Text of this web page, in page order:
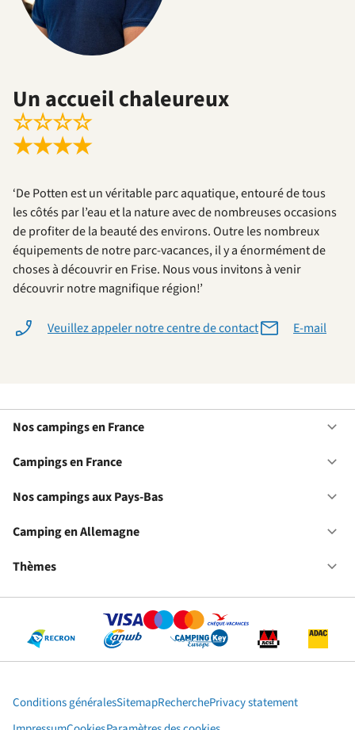
Un accueil chaleureux
☆☆☆☆
★★★★
‘De Potten est un véritable parc aquatique, entouré de tous
les côtés par l’eau et la nature avec de nombreuses occasions
de profiter de la beauté des environs. Outre les nombreux
équipements de notre parc-vacances, il y a énormément de
choses à découvrir en Frise. Nous vous invitons à venir
découvrir notre magnifique région!’
Veuillez appeler notre centre de contact E-mail
Nos campings en France
Campings en France
Nos campings aux Pays-Bas
Camping en Allemagne
Thèmes
Conditions généralesSitemapRecherchePrivacy statement